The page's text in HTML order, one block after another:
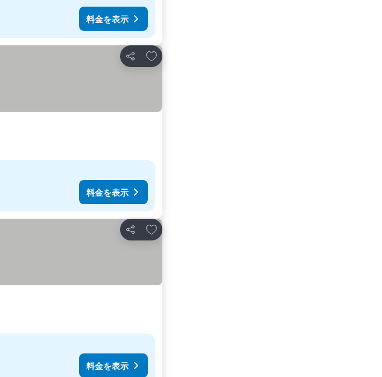
料金を表示
シェア
お気に入りに追加
料金を表示
シェア
お気に入りに追加
料金を表示